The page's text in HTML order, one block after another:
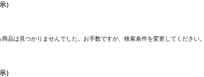
）
品は見つかりませんでした。お手数ですが、検索条件を変更してください。
）